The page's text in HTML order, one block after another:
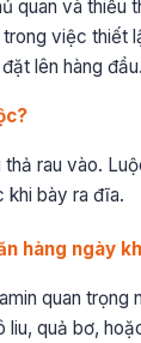
quan và thiếu
việc thiết
lên hàng đầu.
rau vào.
khi bày ra đĩa.
hàng ngày
quan trọng
quả bơ,